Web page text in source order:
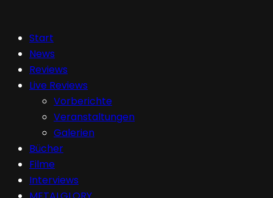
Start
News
Reviews
Live Reviews
Vorberichte
Veranstaltungen
Galerien
Bücher
Filme
Interviews